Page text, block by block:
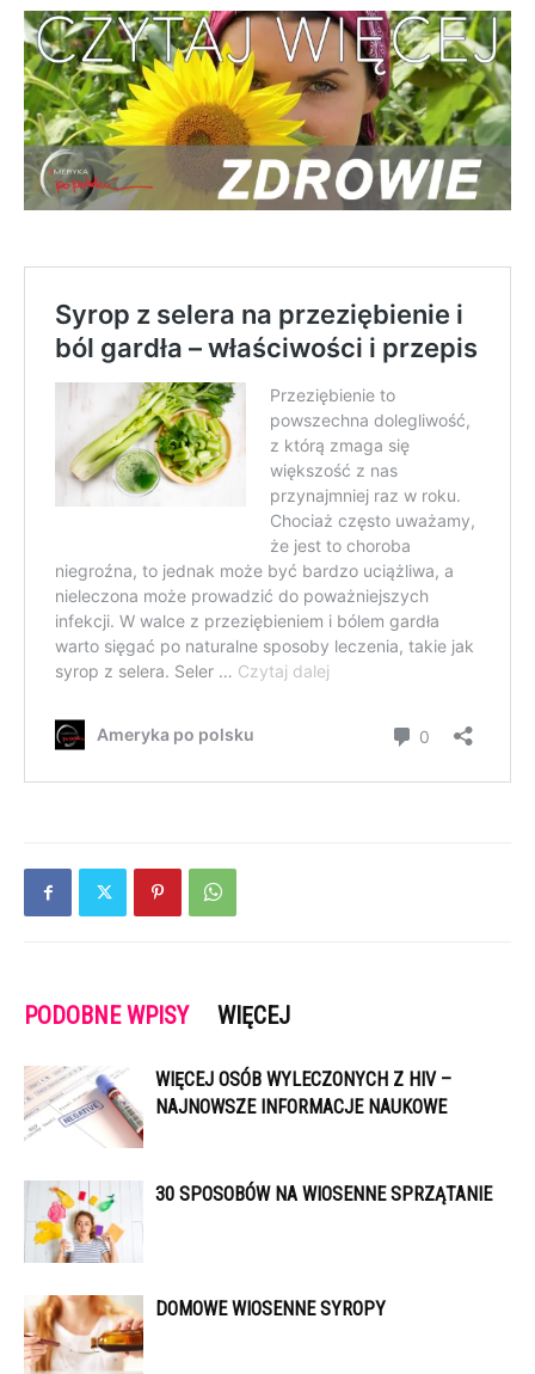
PODOBNE WPISY WIĘCEJ
WIĘCEJ OSÓB WYLECZONYCH Z HIV –
NAJNOWSZE INFORMACJE NAUKOWE
30 SPOSOBÓW NA WIOSENNE SPRZĄTANIE
DOMOWE WIOSENNE SYROPY